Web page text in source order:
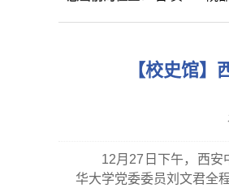
【校史馆
12月27日下午，西安
华大学党委委员刘文君全